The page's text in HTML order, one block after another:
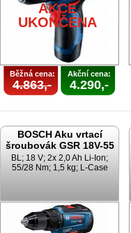
AKCE
UKONČENA
Běžná cena:
4.863,-
Akční cena:
4.290,-
BOSCH Aku vrtací
šroubovák GSR 18V-55
BL; 18 V; 2x 2,0 Ah Li-Ion;
55/28 Nm; 1,5 kg; L-Case